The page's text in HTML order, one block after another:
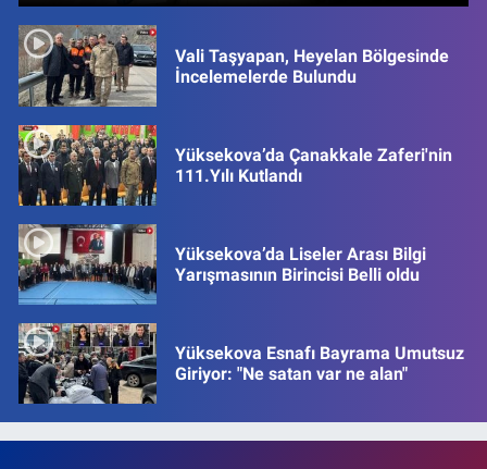
Vali Taşyapan, Heyelan Bölgesinde
İncelemelerde Bulundu
Yüksekova’da Çanakkale Zaferi'nin
111.Yılı Kutlandı
Yüksekova’da Liseler Arası Bilgi
Yarışmasının Birincisi Belli oldu
Yüksekova Esnafı Bayrama Umutsuz
Giriyor: "Ne satan var ne alan"